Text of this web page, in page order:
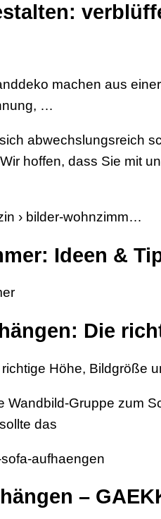
machen aus
…
abwechslungsreich
hoffen, dass Sie mit
› bilder-wohnzimm…
Ideen &
Die
Höhe, Bildgröße
Wandbild-Gruppe zum
das
aufhaengen
–